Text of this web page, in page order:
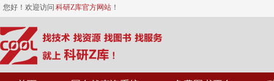
您好！欢迎访问 科研Z库官方网站 ！